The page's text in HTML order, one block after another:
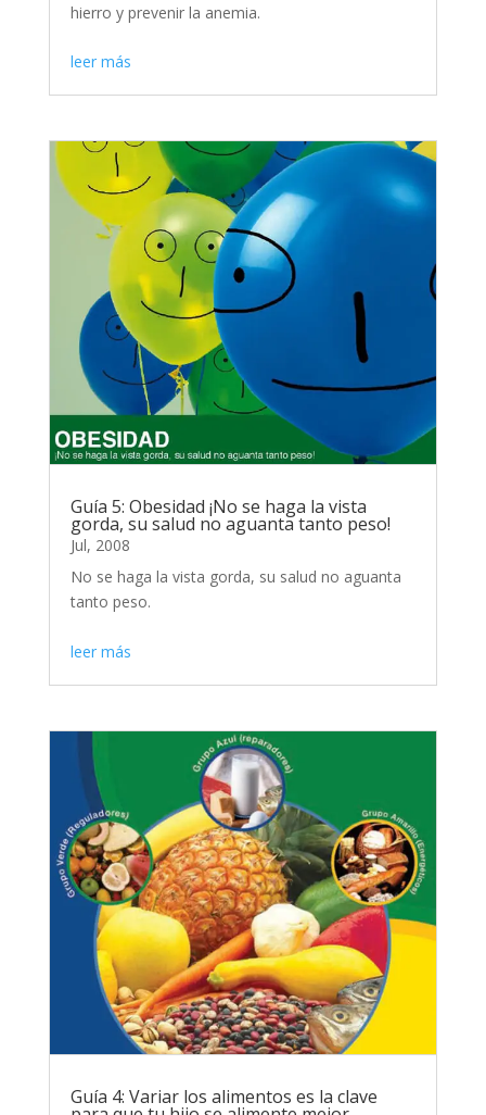
hierro y prevenir la anemia.
leer más
Guía 5: Obesidad ¡No se haga la vista
gorda, su salud no aguanta tanto peso!
Jul, 2008
No se haga la vista gorda, su salud no aguanta
tanto peso.
leer más
Guía 4: Variar los alimentos es la clave